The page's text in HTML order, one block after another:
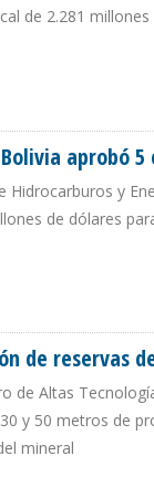
de 2.281
aprobó
Hidrocarburos y
de dólares
de reservas
de Altas
y 50 metros de
mineral